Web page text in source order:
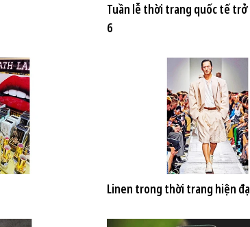
Tuần lễ thời trang quốc tế trở
6
Linen trong thời trang hiện